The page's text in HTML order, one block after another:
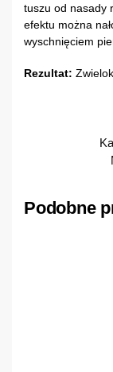
tuszu od nasady
efektu można
wyschnięciem
Rezultat:
Podobne